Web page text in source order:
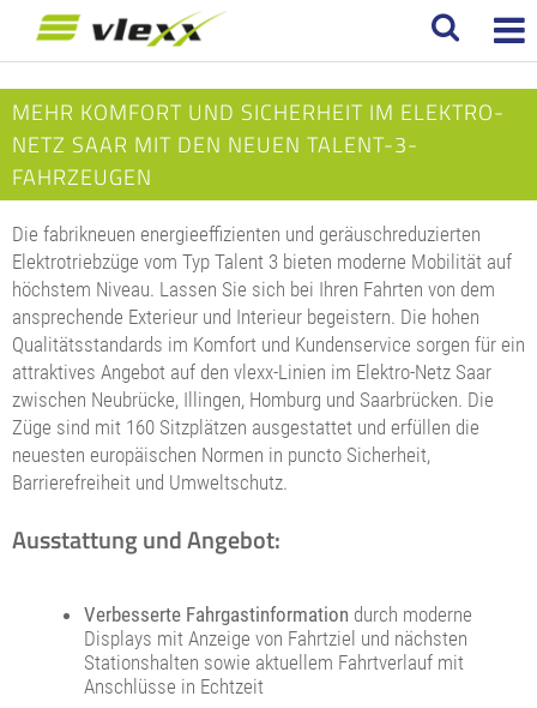
MEHR KOMFORT UND SICHERHEIT IM ELEKTRO-
NETZ SAAR MIT DEN NEUEN TALENT-3-
FAHRZEUGEN
Die fabrikneuen energieeffizienten und geräuschreduzierten
Elektrotriebzüge vom Typ Talent 3 bieten moderne Mobilität auf
höchstem Niveau. Lassen Sie sich bei Ihren Fahrten von dem
ansprechende Exterieur und Interieur begeistern. Die hohen
Qualitätsstandards im Komfort und Kundenservice sorgen für ein
attraktives Angebot auf den vlexx-Linien im Elektro-Netz Saar
zwischen Neubrücke, Illingen, Homburg und Saarbrücken. Die
Züge sind mit 160 Sitzplätzen ausgestattet und erfüllen die
neuesten europäischen Normen in puncto Sicherheit,
Barrierefreiheit und Umweltschutz.
Ausstattung und Angebot:
Verbesserte Fahrgastinformation durch moderne
Displays mit Anzeige von Fahrtziel und nächsten
Stationshalten sowie aktuellem Fahrtverlauf mit
Anschlüsse in Echtzeit